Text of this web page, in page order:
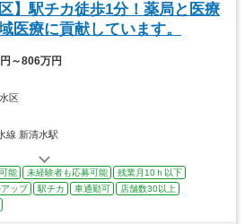
】駅チカ徒歩1分！薬局と医療
医療に貢献しています。
～806万円
区
線 新清水駅
能 未経験者も応募可能
残業月10ｈ以下
ップ 駅チカ 車通勤可
店舗数30以上